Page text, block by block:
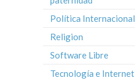
Política Internacional
Religion
Software Libre
Tecnología e Internet